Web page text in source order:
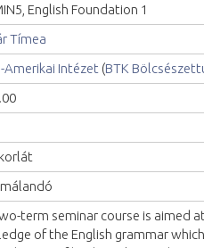
English Foundation 1
Tímea
Amerikai Intézet (BTK
term seminar course is aimed
of the English grammar